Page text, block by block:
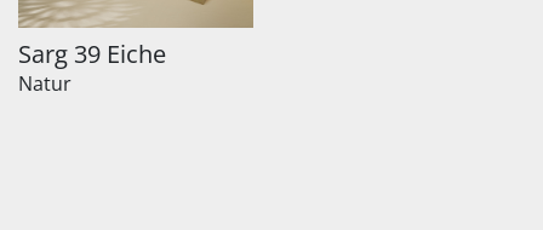
Sarg 39 Eiche
Natur